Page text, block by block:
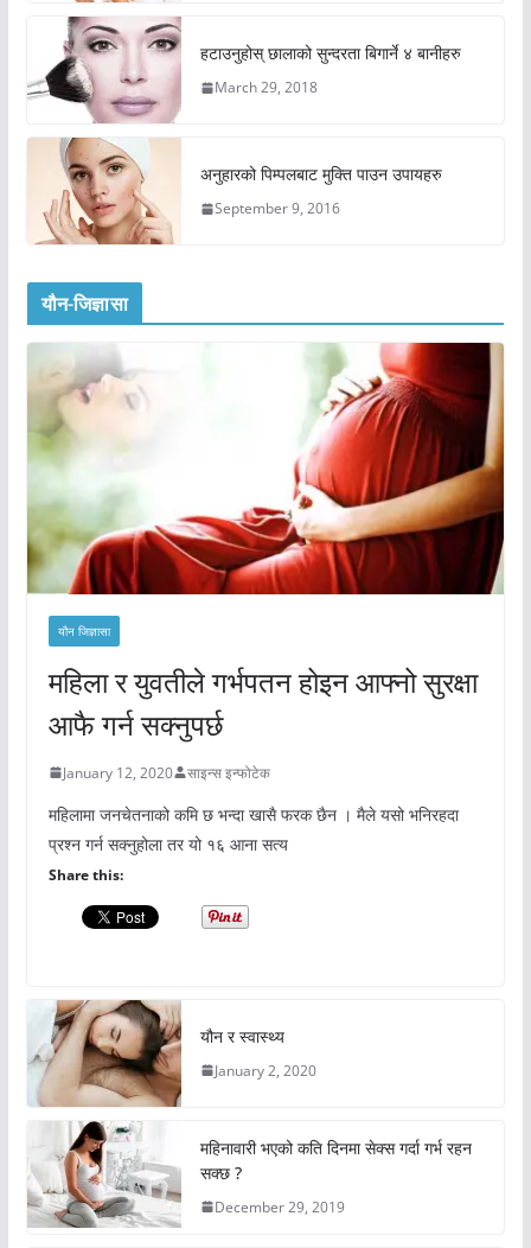
हटाउनुहोस् छालाको सुन्दरता बिगार्ने ४ बानीहरु
March 29, 2018
अनुहारको पिम्पलबाट मुक्ति पाउन उपायहरु
September 9, 2016
यौन-जिज्ञासा
यौन जिज्ञासा
महिला र युवतीले गर्भपतन होइन आफ्नो सुरक्षा
आफै गर्न सक्नुपर्छ
January 12, 2020 साइन्स इन्फोटेक
महिलामा जनचेतनाको कमि छ भन्दा खासै फरक छैन । मैले यसो भनिरहदा
प्रश्न गर्न सक्नुहोला तर यो १६ आना सत्य
Share this:
यौन र स्वास्थ्य
January 2, 2020
महिनावारी भएको कति दिनमा सेक्स गर्दा गर्भ रहन
सक्छ ?
December 29, 2019